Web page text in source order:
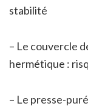
stabilité
– Le couvercle
hermétique :
– Le presse-